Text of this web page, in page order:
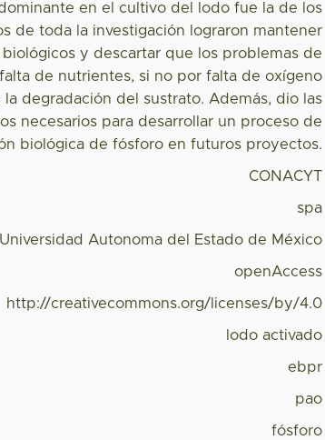
en el cultivo del lodo fue la de los
de toda la investigación lograron mantener
y descartar que los problemas de
de nutrientes, si no por falta de oxígeno
degradación del sustrato. Además, dio las
necesarios para desarrollar un proceso de
biológica de fósforo en futuros proyectos.
CONACYT
spa
Universidad Autonoma del Estado de México
openAccess
http://creativecommons.org/licenses/by/4.0
lodo activado
ebpr
pao
fósforo